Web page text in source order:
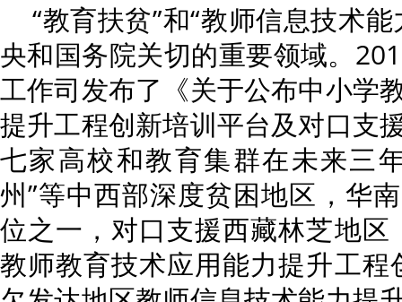
“教育扶贫”和“教师信息技术
央和国务院关切的重要领域。
工作司发布了《关于公布中小学
提升工程创新培训平台及对口支
七家高校和教育集群在未来三
州”等中西部深度贫困地区，华
位之一，对口支援西藏林芝地区
教师教育技术应用能力提升工程